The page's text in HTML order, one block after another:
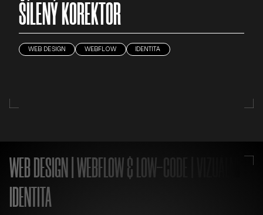
ŠÍLENÝ KOREKTOR
WEB DESIGN WEBFLOW IDENTITA
WEB DESIGN | WEBFLOW & LOW-CODE | VIZUÁLNÍ
IDENTITA